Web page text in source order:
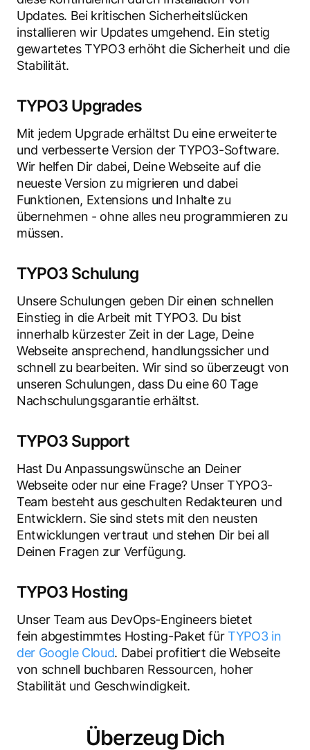
Updates. Bei kritischen Sicherheitslücken
installieren wir Updates umgehend. Ein stetig
gewartetes TYPO3 erhöht die Sicherheit und die
Stabilität.
TYPO3 Upgrades
Mit jedem Upgrade erhältst Du eine erweiterte
und verbesserte Version der TYPO3-Software.
Wir helfen Dir dabei, Deine Webseite auf die
neueste Version zu migrieren und dabei
Funktionen, Extensions und Inhalte zu
übernehmen - ohne alles neu programmieren zu
müssen.
TYPO3 Schulung
Unsere Schulungen geben Dir einen schnellen
Einstieg in die Arbeit mit TYPO3. Du bist
innerhalb kürzester Zeit in der Lage, Deine
Webseite ansprechend, handlungssicher und
schnell zu bearbeiten. Wir sind so überzeugt von
unseren Schulungen, dass Du eine 60 Tage
Nachschulungsgarantie erhältst.
TYPO3 Support
Hast Du Anpassungswünsche an Deiner
Webseite oder nur eine Frage? Unser TYPO3-
Team besteht aus geschulten Redakteuren und
Entwicklern. Sie sind stets mit den neusten
Entwicklungen vertraut und stehen Dir bei all
Deinen Fragen zur Verfügung.
TYPO3 Hosting
Unser Team aus DevOps-Engineers bietet
fein abgestimmtes Hosting-Paket fürTYPO3 in
der Google Cloud. Dabei profitiert die Webseite
von schnell buchbaren Ressourcen, hoher
Stabilität und Geschwindigkeit.
Überzeug Dich